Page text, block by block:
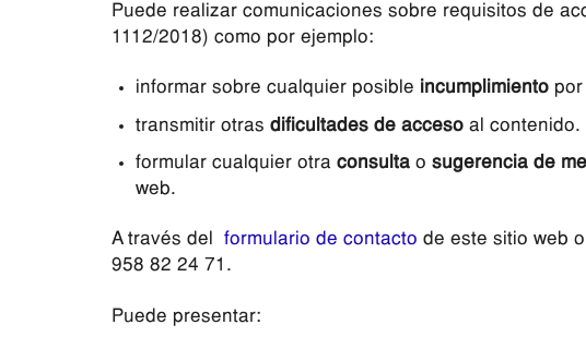
Puede realizar comunicaciones sobre requisitos de
1112/2018) como por ejemplo:
informar sobre cualquier posible incumplimiento
transmitir otrasdificultades de acceso al contenido.
formular cualquier otraconsulta osugerencia de
web.
A través del formulario de contacto de este sitio web
958 82 24 71.
Puede presentar: